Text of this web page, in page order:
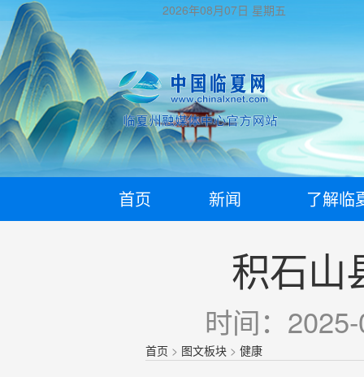
2026年08月07日 星期五
首页 新闻 了解临
积石山
时间：
首页 > 图文板块 >健康